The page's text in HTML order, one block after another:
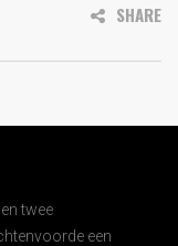
SHARE
twee
een